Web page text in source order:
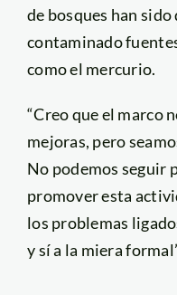
de bosques han
contaminado
como el mercurio.
“Creo que el marco
mejoras, pero
No podemos seguir
promover esta
los problemas
y sí a la miera